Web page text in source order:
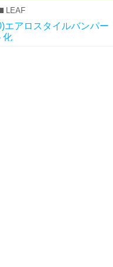
LEAF
エアロスタイルバンパー
化